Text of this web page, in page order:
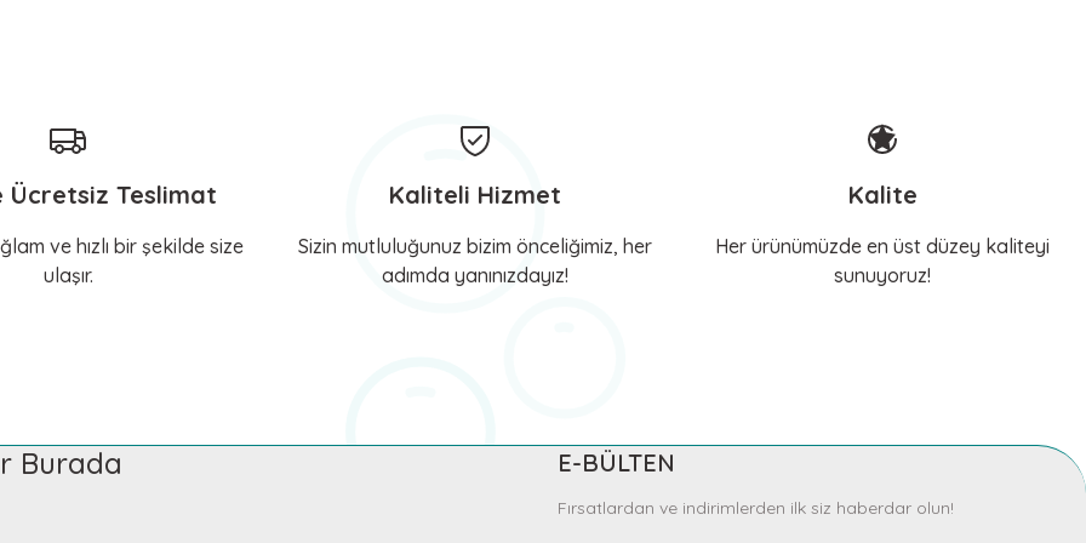
Sepete Ekle Sepete Ekle Sepete Ekle
Ekle Sepete Ekle
Ücretsiz Teslimat
ve hızlı bir şekilde size
ulaşır.
Kaliteli Hizmet
Sizin mutluluğunuz bizim önceliğimiz, her
adımda yanınızdayız!
Kalite
Her ürünümüzde en üst düzey kaliteyi
sunuyoruz!
Burada E-BÜLTEN
Fırsatlardan ve indirimlerden ilk siz haberdar olun!